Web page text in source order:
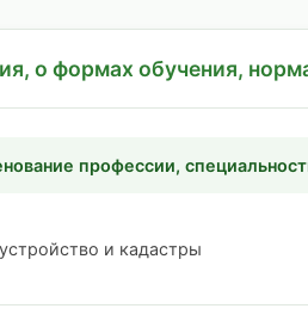
о формах обучения,
профессии,
и кадастры